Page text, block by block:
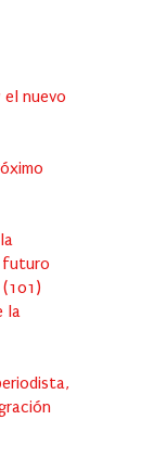
nuevo
futuro
(101 )
la